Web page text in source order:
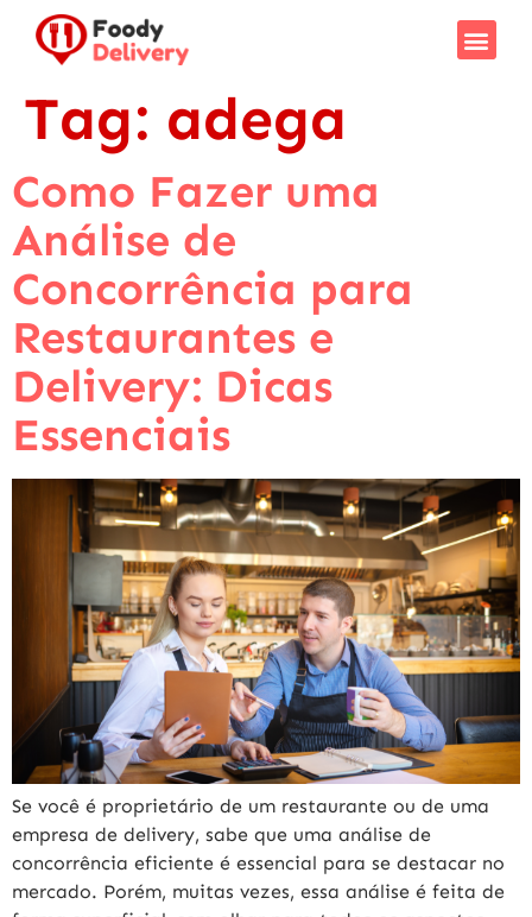
Tag: adega
Como Fazer uma
Análise de
Concorrência para
Restaurantes e
Delivery: Dicas
Essenciais
Se você é proprietário de um restaurante ou de uma
empresa de delivery, sabe que uma análise de
concorrência eficiente é essencial para se destacar no
mercado. Porém, muitas vezes, essa análise é feita de